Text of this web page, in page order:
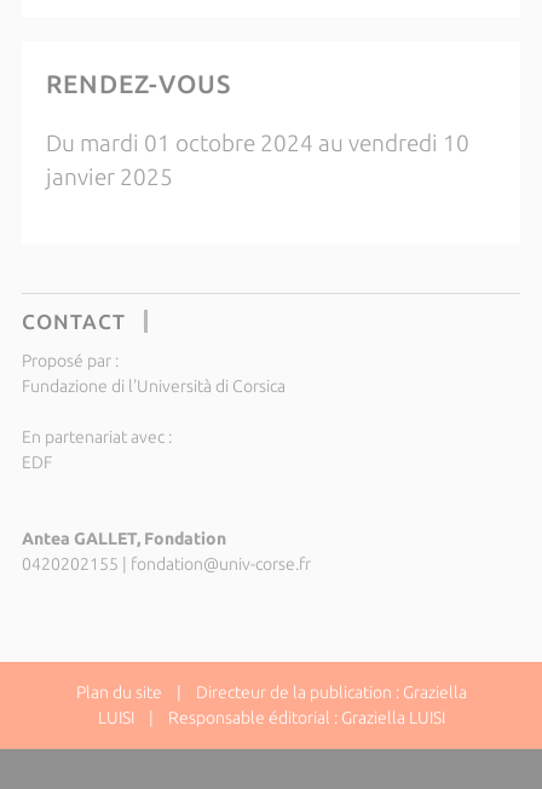
RENDEZ-VOUS
Du mardi 01 octobre 2024 au vendredi 10
janvier 2025
CONTACT
Proposé par :
Fundazione di l'Università di Corsica
En partenariat avec :
EDF
Antea GALLET, Fondation
0420202155 | fondation@univ-corse.fr
Plan du site | Directeur de la publication : Graziella
LUISI | Responsable éditorial : Graziella LUISI